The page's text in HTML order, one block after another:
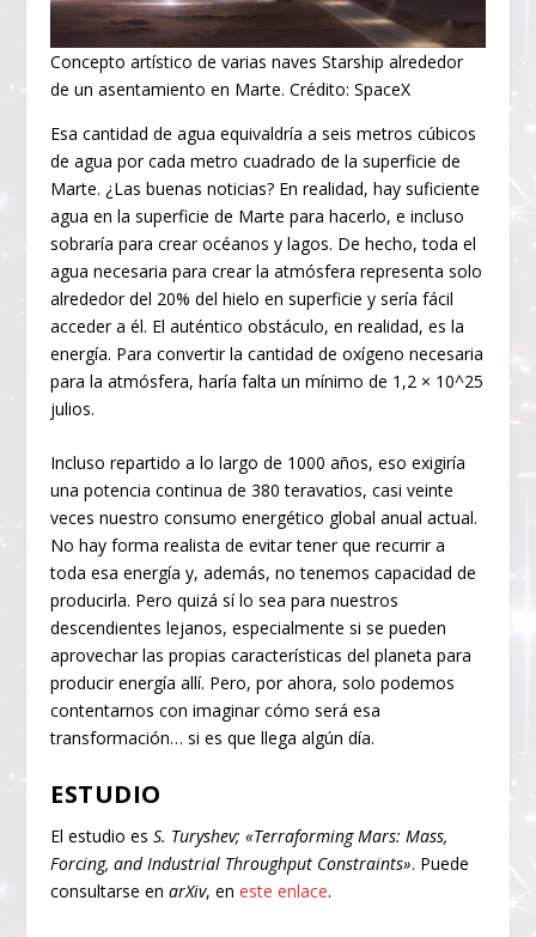
Concepto artístico de varias naves Starship alrededor
de un asentamiento en Marte. Crédito: SpaceX
Esa cantidad de agua equivaldría a seis metros cúbicos
de agua por cada metro cuadrado de la superficie de
Marte. ¿Las buenas noticias? En realidad, hay suficiente
agua en la superficie de Marte para hacerlo, e incluso
sobraría para crear océanos y lagos. De hecho, toda el
agua necesaria para crear la atmósfera representa solo
alrededor del 20% del hielo en superficie y sería fácil
acceder a él. El auténtico obstáculo, en realidad, es la
energía. Para convertir la cantidad de oxígeno necesaria
para la atmósfera, haría falta un mínimo de 1,2 × 10^25
julios.
Incluso repartido a lo largo de 1000 años, eso exigiría
una potencia continua de 380 teravatios, casi veinte
veces nuestro consumo energético global anual actual.
No hay forma realista de evitar tener que recurrir a
toda esa energía y, además, no tenemos capacidad de
producirla. Pero quizá sí lo sea para nuestros
descendientes lejanos, especialmente si se pueden
aprovechar las propias características del planeta para
producir energía allí. Pero, por ahora, solo podemos
contentarnos con imaginar cómo será esa
transformación… si es que llega algún día.
ESTUDIO
El estudio esS. Turyshev; «Terraforming Mars: Mass,
Forcing, and Industrial Throughput Constraints». Puede
consultarse enarXiv, eneste enlace.